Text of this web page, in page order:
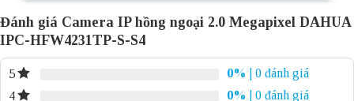
Đánh giá Camera IP hồng ngoại 2.0 Megapixel DAHUA
IPC-HFW4231TP-S-S4
5 0%
| 0 đánh giá
4
0%
| 0 đánh giá